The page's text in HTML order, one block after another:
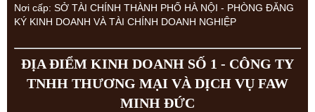
Nơi cấp: SỞ TÀI CHÍNH THÀNH PHỐ HÀ NỘI - PHÒNG ĐĂNG
KÝ KINH DOANH VÀ TÀI CHÍNH DOANH NGHIỆP
ĐỊA ĐIỂM KINH DOANH SỐ 1 - CÔNG TY
TNHH THƯƠNG MẠI VÀ DỊCH VỤ FAW
MINH ĐỨC